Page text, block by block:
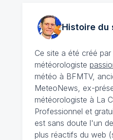
Histoire du
Ce site a été créé par
météorologiste
météo à BFMTV,
MeteoNews, ex-
météorologiste à La
Professionnel et
est sans doute l'un
plus réactifs du web